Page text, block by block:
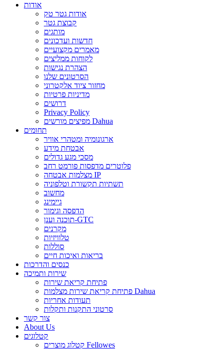
אודות
אודות גטר טק
קבוצת גטר
מותגים
חדשות ועדכונים
מאמרים מקצועיים
לקוחות ממליצים
הצהרת נגישות
הסרטונים שלנו
מחזור ציוד אלקטרוני
מדיניות פרטיות
דרושים
Privacy Policy
מפיצים מורשים Dahua
תחומים
ארגונומיה ומטהרי אוויר
אבטחת מידע
מסכי מגע גדולים
פלוטרים מדפסות פורמט רחב
מצלמות אבטחה IP
תשתיות תקשורת וטלפוניה
מחשוב
גיימינג
הדפסה וגימור
תוכנה וענן-GTC
מקרנים
טלוויזיות
סוללות
בריאות ואיכות חיים
כנסים והדרכות
שירות ותמיכה
פתיחת קריאת שירות
פתיחת קריאת שירות מצלמות Dahua
תעודות אחריות
סרטוני התקנות ותקלות
צור קשר
About Us
קטלוגים
קטלוג מוצרים Fellowes